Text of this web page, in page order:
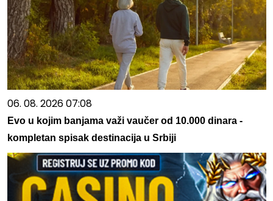
06. 08. 2026 07:08
Evo u kojim banjama važi vaučer od 10.000 dinara -
kompletan spisak destinacija u Srbiji